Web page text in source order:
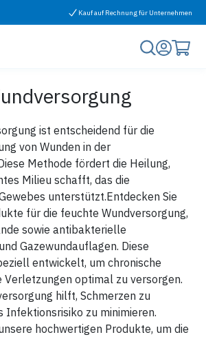
Kauf auf Rechnung für Unternehmen
ist entscheidend für die
von Wunden in der
Methode fördert die Heilung,
Milieu schafft, das die
unterstützt.Entdecken Sie
für die feuchte Wundversorgung,
sowie antibakterielle
Gazewundauflagen. Diese
entwickelt, um chronische
Verletzungen optimal zu versorgen.
hilft, Schmerzen zu
Infektionsrisiko zu minimieren.
hochwertigen Produkte, um die